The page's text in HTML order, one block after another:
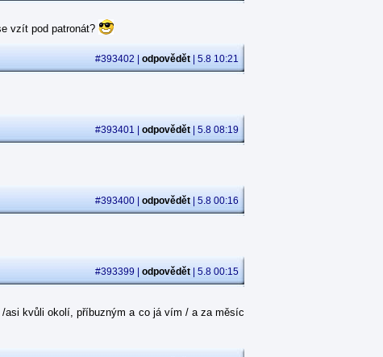
vzít pod patronát?
#393402 | odpovědět | 5.8 10:21
#393401 | odpovědět | 5.8 08:19
#393400 | odpovědět | 5.8 00:16
#393399 | odpovědět | 5.8 00:15
asi kvůli okolí, příbuzným a co já vím / a za měsíc